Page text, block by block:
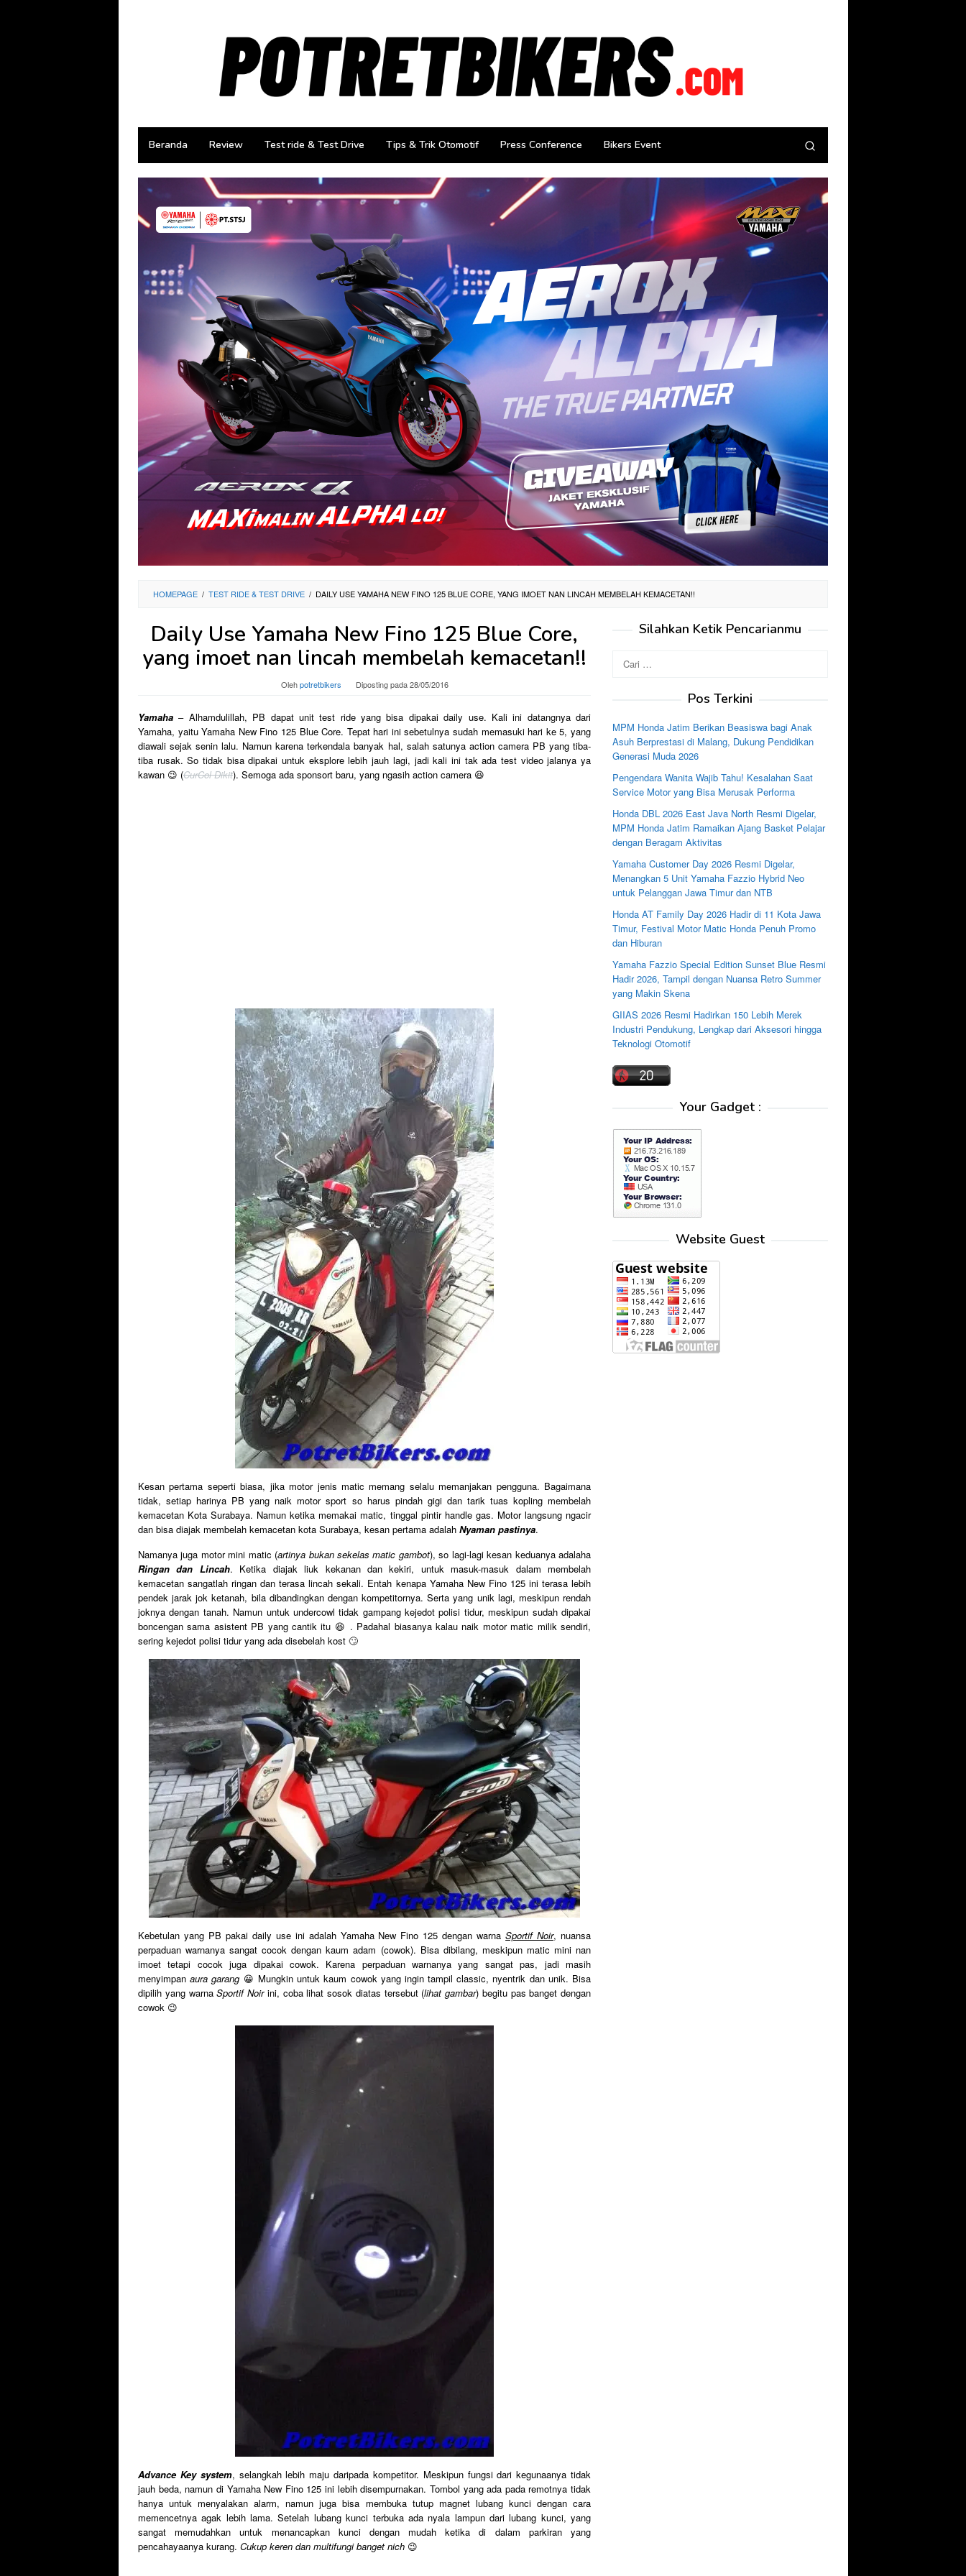
Beranda Review Test ride & Test Drive Tips & Trik Otomotif Press Conference Bikers Event
HOMEPAGE / TEST RIDE & TEST DRIVE / DAILY USE YAMAHA NEW FINO 125 BLUE CORE, YANG IMOET NAN LINCAH MEMBELAH KEMACETAN!!
Daily Use Yamaha New Fino 125 Blue Core,
yang imoet nan lincah membelah kemacetan!!
Olehpotretbikers Diposting pada28/05/2016
Yamaha – Alhamdulillah, PB dapat unit test ride yang bisa dipakai daily use. Kali ini datangnya dari
Yamaha, yaitu Yamaha New Fino 125 Blue Core. Tepat hari ini sebetulnya sudah memasuki hari ke 5, yang
diawali sejak senin lalu. Namun karena terkendala banyak hal, salah satunya action camera PB yang tiba-
tiba rusak. So tidak bisa dipakai untuk eksplore lebih jauh lagi, jadi kali ini tak ada test video jalanya ya
kawan 😉 (CurCol Dikit). Semoga ada sponsort baru, yang ngasih action camera 😆
Kesan pertama seperti biasa, jika motor jenis matic memang selalu memanjakan pengguna. Bagaimana
tidak, setiap harinya PB yang naik motor sport so harus pindah gigi dan tarik tuas kopling membelah
kemacetan Kota Surabaya. Namun ketika memakai matic, tinggal pintir handle gas. Motor langsung ngacir
dan bisa diajak membelah kemacetan kota Surabaya, kesan pertama adalah Nyaman pastinya.
Namanya juga motor mini matic (artinya bukan sekelas matic gambot), so lagi-lagi kesan keduanya adalaha
Ringan dan Lincah. Ketika diajak liuk kekanan dan kekiri, untuk masuk-masuk dalam membelah
kemacetan sangatlah ringan dan terasa lincah sekali. Entah kenapa Yamaha New Fino 125 ini terasa lebih
pendek jarak jok ketanah, bila dibandingkan dengan kompetitornya. Serta yang unik lagi, meskipun rendah
joknya dengan tanah. Namun untuk undercowl tidak gampang kejedot polisi tidur, meskipun sudah dipakai
boncengan sama asistent PB yang cantik itu 😆 . Padahal biasanya kalau naik motor matic milik sendiri,
sering kejedot polisi tidur yang ada disebelah kost 🙄
Kebetulan yang PB pakai daily use ini adalah Yamaha New Fino 125 dengan warnaSportif Noir, nuansa
perpaduan warnanya sangat cocok dengan kaum adam (cowok). Bisa dibilang, meskipun matic mini nan
imoet tetapi cocok juga dipakai cowok. Karena perpaduan warnanya yang sangat pas, jadi masih
menyimpanaura garang 😀 Mungkin untuk kaum cowok yang ingin tampil classic, nyentrik dan unik. Bisa
dipilih yang warnaSportif Noirini, coba lihat sosok diatas tersebut (lihat gambar) begitu pas banget dengan
cowok 😉
Advance Key system, selangkah lebih maju daripada kompetitor. Meskipun fungsi dari kegunaanya tidak
jauh beda, namun di Yamaha New Fino 125 ini lebih disempurnakan. Tombol yang ada pada remotnya tidak
hanya untuk menyalakan alarm, namun juga bisa membuka tutup magnet lubang kunci dengan cara
memencetnya agak lebih lama. Setelah lubang kunci terbuka ada nyala lampun dari lubang kunci, yang
sangat memudahkan untuk menancapkan kunci dengan mudah ketika di dalam parkiran yang
pencahayaanya kurang. Cukup keren dan multifungi banget nich 😉
Silahkan Ketik Pencarianmu
untuk:
Pos Terkini
MPM Honda Jatim Berikan Beasiswa bagi Anak
Asuh Berprestasi di Malang, Dukung Pendidikan
Generasi Muda 2026
Pengendara Wanita Wajib Tahu! Kesalahan Saat
Service Motor yang Bisa Merusak Performa
Honda DBL 2026 East Java North Resmi Digelar,
MPM Honda Jatim Ramaikan Ajang Basket Pelajar
dengan Beragam Aktivitas
Yamaha Customer Day 2026 Resmi Digelar,
Menangkan 5 Unit Yamaha Fazzio Hybrid Neo
untuk Pelanggan Jawa Timur dan NTB
Honda AT Family Day 2026 Hadir di 11 Kota Jawa
Timur, Festival Motor Matic Honda Penuh Promo
dan Hiburan
Yamaha Fazzio Special Edition Sunset Blue Resmi
Hadir 2026, Tampil dengan Nuansa Retro Summer
yang Makin Skena
GIIAS 2026 Resmi Hadirkan 150 Lebih Merek
Industri Pendukung, Lengkap dari Aksesori hingga
Teknologi Otomotif
Your Gadget :
Website Guest